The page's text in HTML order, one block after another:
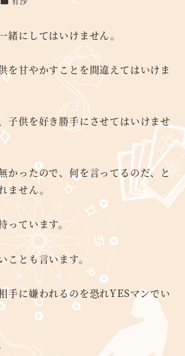
カテゴリー
緒にしてはいけません。
を甘やかすことを間違えてはいけま
子供を好き勝手にさせてはいけませ
かったので、何を言ってるのだ、と
ません。
っています。
ことも言います。
手に嫌われるのを恐れYESマンでい